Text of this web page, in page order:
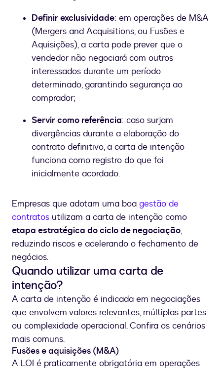
Definir exclusividade: em operações de M&A
(Mergers and Acquisitions, ou Fusões e
Aquisições), a carta pode prever que o
vendedor não negociará com outros
interessados durante um período
determinado, garantindo segurança ao
comprador;
Servir como referência: caso surjam
divergências durante a elaboração do
contrato definitivo, a carta de intenção
funciona como registro do que foi
inicialmente acordado.
Empresas que adotam uma boa gestão de
contratos utilizam a carta de intenção como
etapa estratégica do ciclo de negociação,
reduzindo riscos e acelerando o fechamento de
negócios.
Quando utilizar uma carta de
intenção?
A carta de intenção é indicada em negociações
que envolvem valores relevantes, múltiplas partes
ou complexidade operacional. Confira os cenários
mais comuns.
Fusões e aquisições (M&A)
A LOI é praticamente obrigatória em operações